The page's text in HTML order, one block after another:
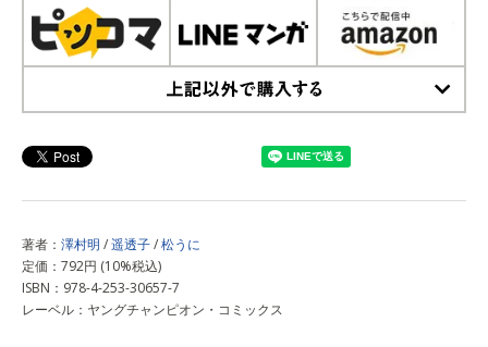
著者： 澤村明 /遥透子/松うに
定価：792円 (10%税込)
ISBN：978-4-253-30657-7
レーベル：ヤングチャンピオン・コミックス